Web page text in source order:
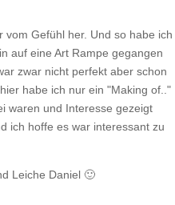
vom Gefühl her. Und so habe ich
auf eine Art Rampe gegangen
zwar nicht perfekt aber schon
habe ich nur ein "Making of.."
waren und Interesse gezeigt
ich hoffe es war interessant zu
Leiche Daniel 🙂